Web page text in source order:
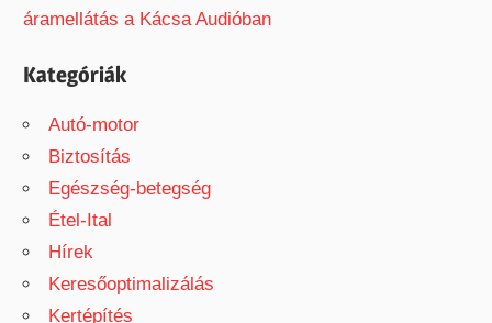
áramellátás a Kácsa Audióban
Kategóriák
Autó-motor
Biztosítás
Egészség-betegség
Étel-Ital
Hírek
Keresőoptimalizálás
Kertépítés